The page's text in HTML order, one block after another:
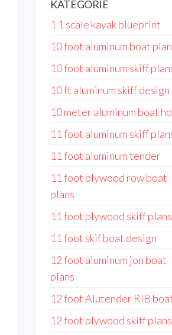
KATEGORIE
1 1 scale kayak blueprint
10 foot aluminum boat
10 foot aluminum skiff
10 ft aluminum skiff design
10 meter aluminum boat
11 foot aluminum skiff
11 foot aluminum tender
11 foot plywood row boat
plans
11 foot plywood skiff plans
11 foot skif boat design
12 foot aluminum jon boat
plans
12 foot Alutender RIB
12 foot plywood skiff plans